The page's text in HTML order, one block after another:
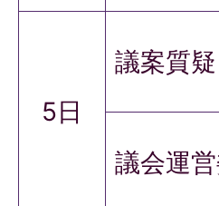
5日
議案質疑
議会運